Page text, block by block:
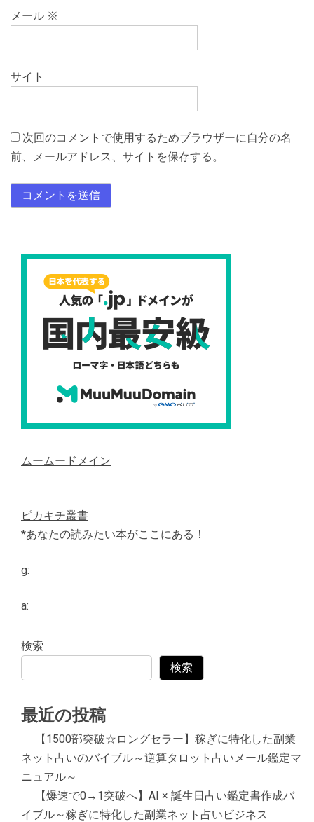
メール ※
サイト
次回のコメントで使用するためブラウザーに自分の名
前、メールアドレス、サイトを保存する。
ムームードメイン
ピカキチ叢書
*あなたの読みたい本がここにある！
g:
a:
検索
検索
最近の投稿
【1500部突破☆ロングセラー】稼ぎに特化した副業
ネット占いのバイブル～逆算タロット占いメール鑑定マ
ニュアル～
【爆速で0→1突破へ】AI × 誕生日占い鑑定書作成バ
イブル～稼ぎに特化した副業ネット占いビジネス